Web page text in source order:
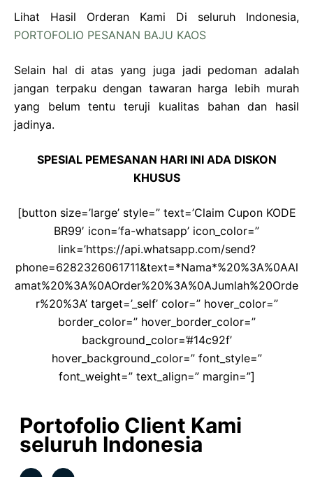
Lihat Hasil Orderan Kami Di seluruh Indonesia,
PORTOFOLIO PESANAN BAJU KAOS
Selain hal di atas yang juga jadi pedoman adalah
jangan terpaku dengan tawaran harga lebih murah
yang belum tentu teruji kualitas bahan dan hasil
jadinya.
SPESIAL PEMESANAN HARI INI ADA DISKON
KHUSUS
[button size=’large’ style=” text=’Claim Cupon KODE
BR99′ icon=’fa-whatsapp’ icon_color=”
link=’https://api.whatsapp.com/send?
phone=6282326061711&text=*Nama*%20%3A%0AAl
amat%20%3A%0AOrder%20%3A%0AJumlah%20Orde
r%20%3A’ target=’_self’ color=” hover_color=”
border_color=” hover_border_color=”
background_color=’#14c92f’
hover_background_color=” font_style=”
font_weight=” text_align=” margin=”]
Portofolio Client Kami
seluruh Indonesia